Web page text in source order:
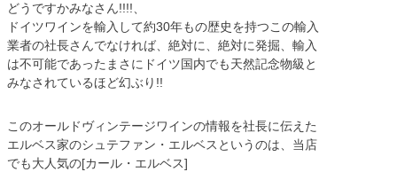
どうですかみなさん!!!!、
ドイツワインを輸入して約30年もの歴史を持つこの輸入
業者の社長さんでなければ、絶対に、絶対に発掘、輸入
は不可能であったまさにドイツ国内でも天然記念物級と
みなされているほど幻ぶり!!
このオールドヴィンテージワインの情報を社長に伝えた
エルベス家のシュテファン・エルベスというのは、当店
でも大人気の[カール・エルベス]